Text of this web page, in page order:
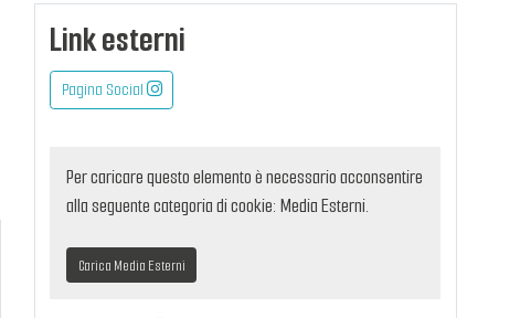
Link esterni
Pagina Social
Per caricare questo elemento è necessario acconsentire
alla seguente categoria di cookie: Media Esterni.
Carica Media Esterni